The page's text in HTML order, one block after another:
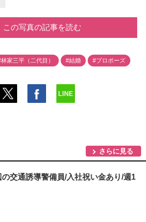
この写真の記事を読む
家三平（二代目） #結婚 #プロポーズ
さらに見る
の交通誘導警備員/入社祝い金あり/週1